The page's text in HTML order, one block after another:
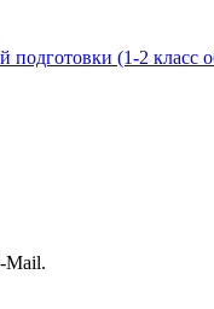
подготовки (1-2 класс
Mail.